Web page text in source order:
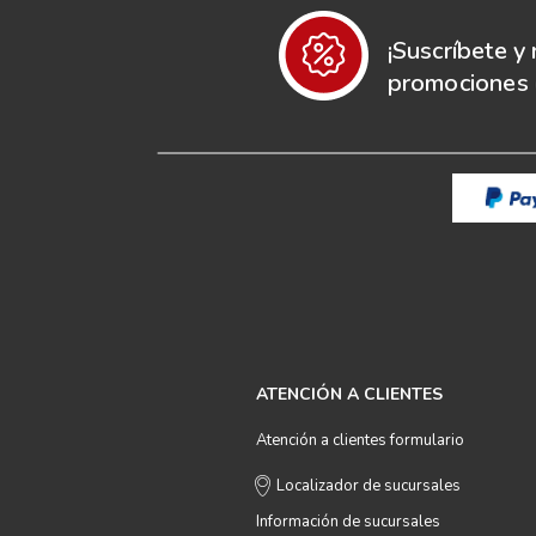
¡Suscríbete y
promociones
ATENCIÓN A CLIENTES
Atención a clientes formulario
Localizador de sucursales
Información de sucursales